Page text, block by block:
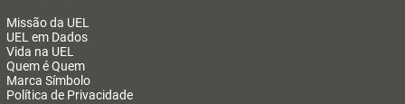
Missão da UEL
UEL em Dados
Vida na UEL
Quem é Quem
Marca Símbolo
Política de Privacidade